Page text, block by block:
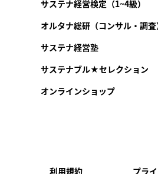
サステナ経営検定（1~4級）
オルタナ総研（コンサル・調査
サステナ経営塾
サステナブル★セレクション
オンラインショップ
利用規約 プラ